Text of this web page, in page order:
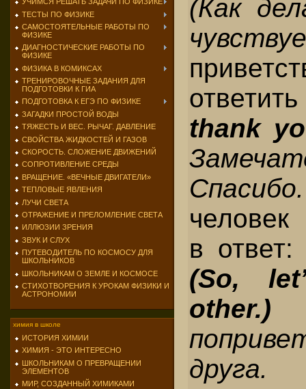
ТЕСТЫ ПО ФИЗИКЕ
САМОСТОЯТЕЛЬНЫЕ РАБОТЫ ПО
ФИЗИКЕ
ДИАГНОСТИЧЕСКИЕ РАБОТЫ ПО
ФИЗИКЕ
ФИЗИКА В КОМИКСАХ
ТРЕНИРОВОЧНЫЕ ЗАДАНИЯ ДЛЯ
ПОДГОТОВКИ К ГИА
ПОДГОТОВКА К ЕГЭ ПО ФИЗИКЕ
ЗАГАДКИ ПРОСТОЙ ВОДЫ
ТЯЖЕСТЬ И ВЕС. РЫЧАГ. ДАВЛЕНИЕ
СВОЙСТВА ЖИДКОСТЕЙ И ГАЗОВ
СКОРОСТЬ. СЛОЖЕНИЕ ДВИЖЕНИЙ
СОПРОТИВЛЕНИЕ СРЕДЫ
ВРАЩЕНИЕ. «ВЕЧНЫЕ ДВИГАТЕЛИ»
ТЕПЛОВЫЕ ЯВЛЕНИЯ
ЛУЧИ СВЕТА
ОТРАЖЕНИЕ И ПРЕЛОМЛЕНИЕ СВЕТА
ИЛЛЮЗИИ ЗРЕНИЯ
ЗВУК И СЛУХ
ПУТЕВОДИТЕЛЬ ПО КОСМОСУ ДЛЯ
ШКОЛЬНИКОВ
ШКОЛЬНИКАМ О ЗЕМЛЕ И КОСМОСЕ
СТИХОТВОРЕНИЯ К УРОКАМ ФИЗИКИ И
АСТРОНОМИИ
химия в школе
ИСТОРИЯ ХИМИИ
ХИМИЯ - ЭТО ИНТЕРЕСНО
ШКОЛЬНИКАМ О ПРЕВРАЩЕНИИ
ЭЛЕМЕНТОВ
МИР, СОЗДАННЫЙ ХИМИКАМИ
(Как
thank
человек
в
(So,
друга.